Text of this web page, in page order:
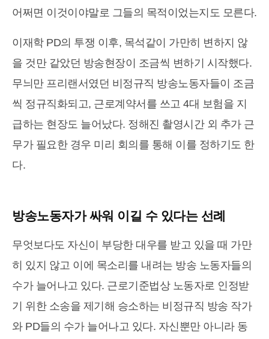
어쩌면 이것이야말로 그들의 목적이었는지도 모른다.
이재학 PD의 투쟁 이후, 목석같이 가만히 변하지 않
을 것만 같았던 방송현장이 조금씩 변하기 시작했다.
무늬만 프리랜서였던 비정규직 방송노동자들이 조금
씩 정규직화되고, 근로계약서를 쓰고 4대 보험을 지
급하는 현장도 늘어났다. 정해진 촬영시간 외 추가 근
무가 필요한 경우 미리 회의를 통해 이를 정하기도 한
다.
방송노동자가 싸워 이길 수 있다는 선례
무엇보다도 자신이 부당한 대우를 받고 있을 때 가만
히 있지 않고 이에 목소리를 내려는 방송 노동자들의
수가 늘어나고 있다. 근로기준법상 노동자로 인정받
기 위한 소송을 제기해 승소하는 비정규직 방송 작가
와 PD들의 수가 늘어나고 있다. 자신뿐만 아니라 동